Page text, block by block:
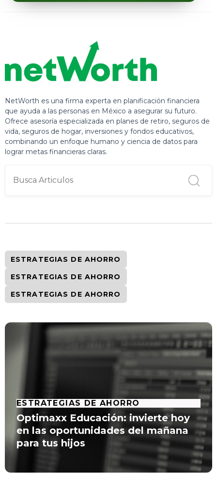
NetWorth es una firma experta en planificación financiera
que ayuda a las personas en México a asegurar su futuro.
Ofrece asesoría especializada en planes de retiro, seguros de
vida, seguros de hogar, inversiones y fondos educativos,
combinando un enfoque humano y ciencia de datos para
lograr metas financieras claras.
ESTRATEGIAS DE AHORRO
ESTRATEGIAS DE AHORRO
ESTRATEGIAS DE AHORRO
ESTRATEGIAS DE AHORRO
Optimaxx Educación: invierte hoy
en las oportunidades del mañana
para tus hijos